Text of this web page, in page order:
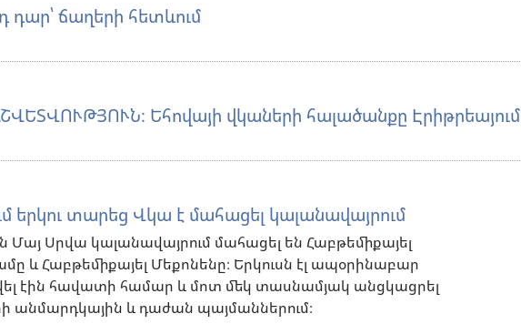
դար՝ ճաղերի հետևում
Եհովայի վկաների հալածանքը Էրիթրեայում
երկու տարեց Վկա է մահացել կալանավայրում
Մայ Սրվա կալանավայրում մահացել են Հաբթեմիքայել
և Հաբթեմիքայել Մեքոնենը։ Երկուսն էլ ապօրինաբար
էին հավատի համար և մոտ մեկ տասնամյակ անցկացրել
անմարդկային և դաժան պայմաններում։